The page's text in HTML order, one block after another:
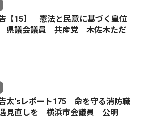
【15】 憲法と民意に基づく皇位
県議会議員 共産党 木佐木ただ
太'sレポート175 命を守る消防職
見直しを 横浜市会議員 公明